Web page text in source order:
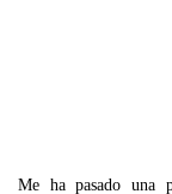
Me ha pasado una